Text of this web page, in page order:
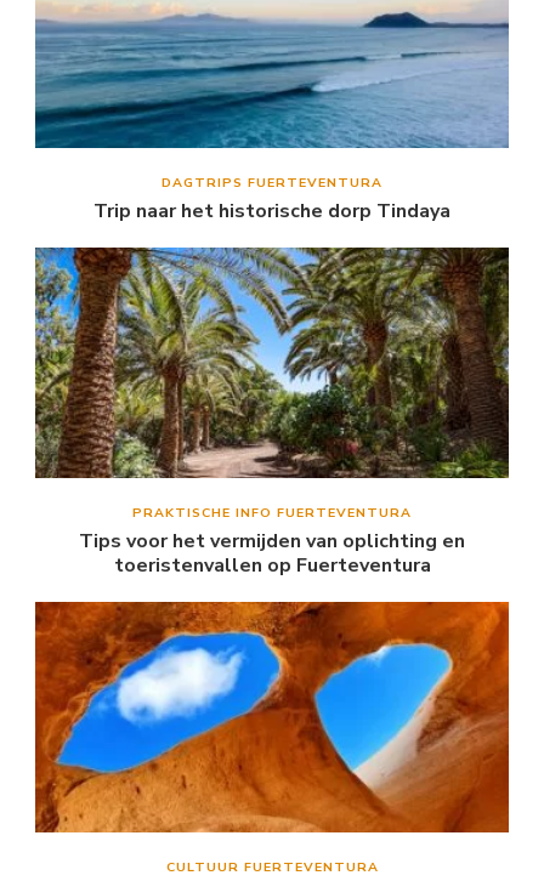
DAGTRIPS FUERTEVENTURA
Trip naar het historische dorp Tindaya
PRAKTISCHE INFO FUERTEVENTURA
Tips voor het vermijden van oplichting en
toeristenvallen op Fuerteventura
CULTUUR FUERTEVENTURA